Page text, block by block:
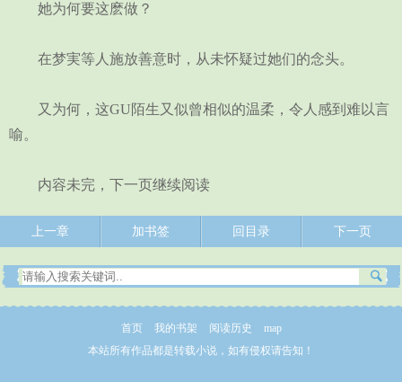
她为何要这麽做？
在梦実等人施放善意时，从未怀疑过她们的念头。
又为何，这GU陌生又似曾相似的温柔，令人感到难以言
喻。
内容未完，下一页继续阅读
上一章 加书签 回目录 下一页
首页 我的书架 阅读历史
map
本站所有作品都是转载小说，如有侵权请告知！